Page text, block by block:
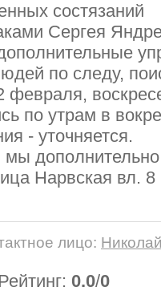
состязаний
Сергея
по следу,
февраля,
по утрам в
- уточняется.
Нарвская вл.
лицо:
: 0.0/0